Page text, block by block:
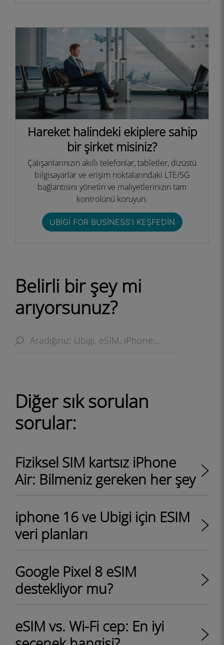
Hareket halindeki ekiplere sahip
bir şirket misiniz?
Çalışanlarınızın akıllı telefonlar, tabletler, dizüstü
bilgisayarlar ve erişim noktalarındaki LTE/5G
bağlantısını yönetin ve maliyetlerinizin tam
kontrolünü koruyun.
UBIGI FOR BUSINESS'I KEŞFEDIN
Belirli bir şey mi
arıyorsunuz?
Diğer sık ​​sorulan
sorular:
Fiziksel SIM kartsız iPhone
Air: Bilmeniz gereken her şey
iphone 16 ve Ubigi için ESIM
veri planları
Google Pixel 8 eSIM
destekliyor mu?
eSIM vs. Wi-Fi cep: En iyi